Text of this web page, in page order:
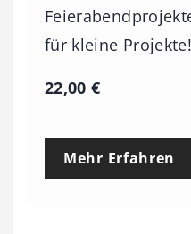
für kleine Projekte!
22,00€
Mehr Erfahren